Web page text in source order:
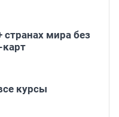
странах мира без
курсы